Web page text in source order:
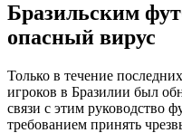
Бразильским
опасный вирус
Только в течение
игроков в Бразилии был
связи с этим руководство
требованием принять